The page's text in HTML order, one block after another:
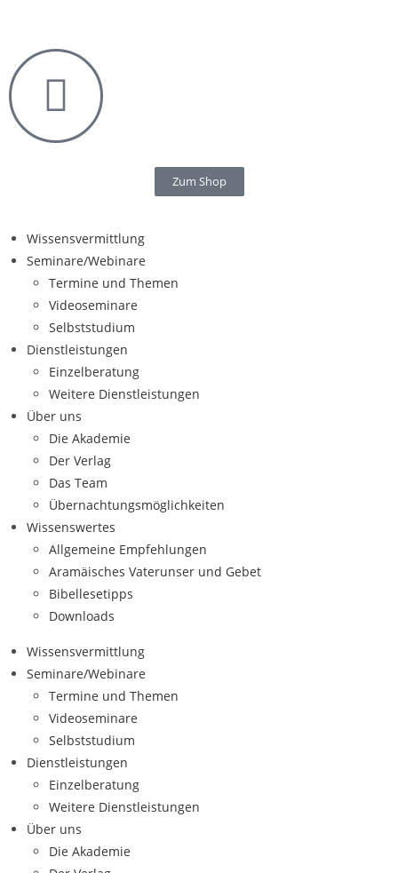
Zum Shop
Wissensvermittlung
Seminare/Webinare
Termine und Themen
Videoseminare
Selbststudium
Dienstleistungen
Einzelberatung
Weitere Dienstleistungen
Über uns
Die Akademie
Der Verlag
Das Team
Übernachtungsmöglichkeiten
Wissenswertes
Allgemeine Empfehlungen
Aramäisches Vaterunser und Gebet
Bibellesetipps
Downloads
Wissensvermittlung
Seminare/Webinare
Termine und Themen
Videoseminare
Selbststudium
Dienstleistungen
Einzelberatung
Weitere Dienstleistungen
Über uns
Die Akademie